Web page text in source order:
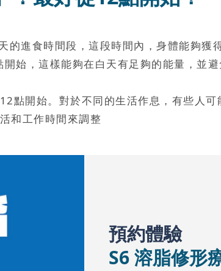
的進食時間段，這段時間內，身體能夠
始，這樣能夠在白天有足夠的能量，並
點開始。對於不同的生活作息，有些人
和工作時間來調整
預約體驗
S6 溶脂修形